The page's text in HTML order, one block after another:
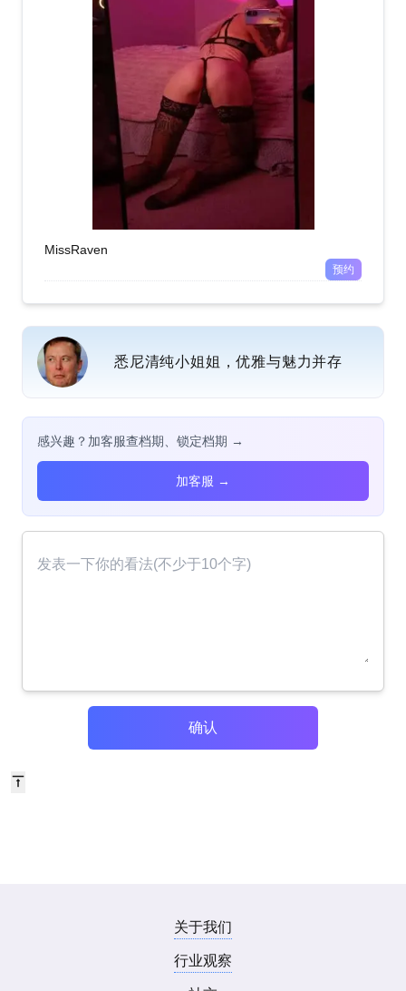
MissRaven
预约
悉尼清纯小姐姐，优雅与魅力并存
感兴趣？加客服查档期、锁定档期 →
加客服 →
确认
关于我们
行业观察